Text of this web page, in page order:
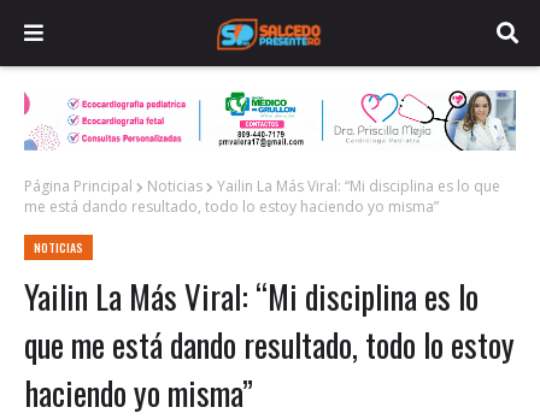
Página Principal Noticias
Yailin La Más Viral: “Mi disciplina es lo que
me está dando resultado, todo lo estoy haciendo yo misma”
NOTICIAS
Yailin La Más Viral: “Mi disciplina es lo
que me está dando resultado, todo lo estoy
haciendo yo misma”